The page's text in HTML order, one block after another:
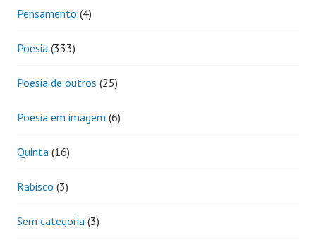
Pensamento (4)
Poesia (333)
Poesia de outros (25)
Poesia em imagem (6)
Quinta (16)
Rabisco (3)
Sem categoria (3)